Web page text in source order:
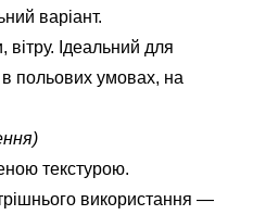
варіант.
вітру. Ідеальний для
польових умовах, на
текстурою.
використання —